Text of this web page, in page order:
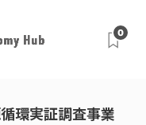
0
環実証調査事業